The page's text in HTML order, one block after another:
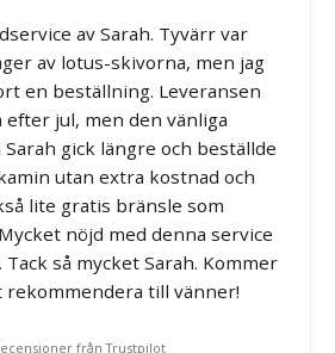
av Sarah. Tyvärr var
av lotus-skivorna, men jag
en beställning. Leveransen
efter jul, men den vänliga
gick längre och beställde
utan extra kostnad och
lite gratis bränsle som
nöjd med denna service
så mycket Sarah. Kommer
till vänner!
från Trustpilot